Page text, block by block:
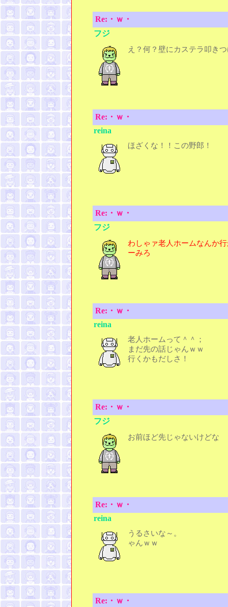
Re:・ｗ・
フジ
え？何？壁にカステラ叩き
Re:・ｗ・
reina
ほざくな！！この野郎！
Re:・ｗ・
フジ
わしゃァ老人ホームなんか
ーみろ
Re:・ｗ・
reina
老人ホームって＾＾；
まだ先の話じゃんｗｗ
行くかもだしさ！
Re:・ｗ・
フジ
お前ほど先じゃないけどな
Re:・ｗ・
reina
うるさいな～。
ゃんｗｗ
Re:・ｗ・